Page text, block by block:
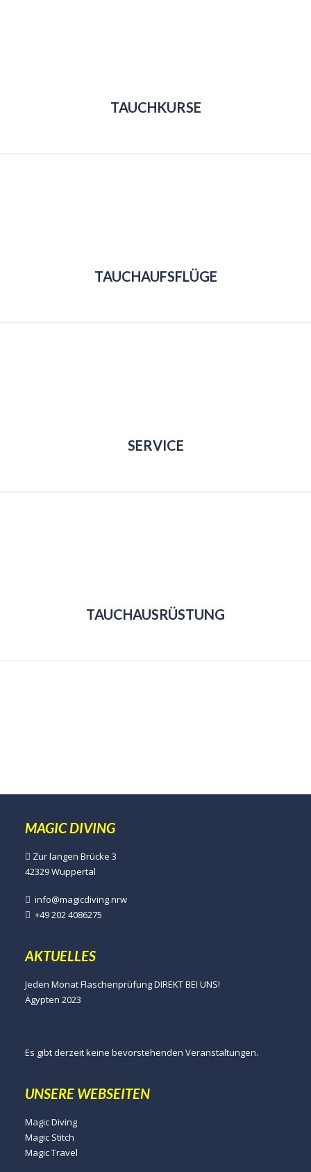
TAUCHKURSE
TAUCHAUFSFLÜGE
SERVICE
TAUCHAUSRÜSTUNG
MAGIC DIVING
Zur langen Brücke 3
42329 Wuppertal
info@magicdiving.nrw
+49 202 4086275
AKTUELLES
Jeden Monat Flaschenprüfung DIREKT BEI UNS!
Ägypten 2023
Es gibt derzeit keine bevorstehenden Veranstaltungen.
UNSERE WEBSEITEN
Magic Diving
Magic Stitch
Magic Travel